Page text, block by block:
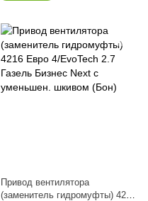
Привод вентилятора
(заменитель гидромуфты) 4216